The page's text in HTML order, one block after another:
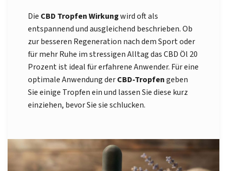
Die CBD Tropfen Wirkungwird oft als
entspannend und ausgleichend beschrieben. Ob
zur besseren Regeneration nach dem Sport oder
für mehr Ruhe im stressigen Alltag das CBD Öl 20
Prozent ist ideal für erfahrene Anwender. Für eine
optimale Anwendung derCBD-Tropfengeben
Sie einige Tropfen ein und lassen Sie diese kurz
einziehen, bevor Sie sie schlucken.